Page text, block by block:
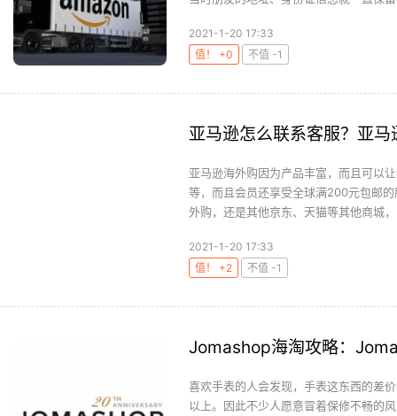
2021-1-20 17:33
值！ +0
不值 -1
亚马逊怎么联系客服？亚
亚马逊海外购因为产品丰富，而且可以
等，而且会员还享受全球满200元包邮
外购，还是其他京东、天猫等其他商城
2021-1-20 17:33
值！ +2
不值 -1
Jomashop海淘攻略：
喜欢手表的人会发现，手表这东西的差
以上。因此不少人愿意冒着保修不畅的